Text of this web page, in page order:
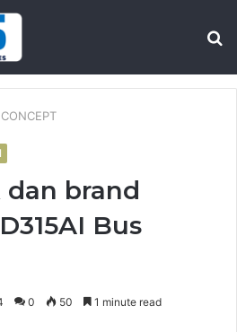
CONCEPT
brand
Bus
0 50 1 minute read